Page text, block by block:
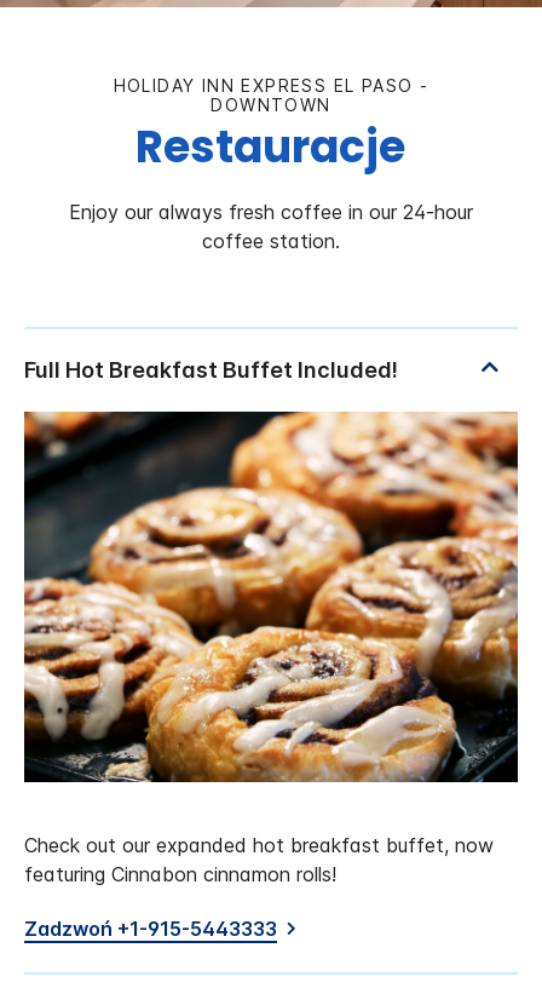
HOLIDAY INN EXPRESS EL PASO -
DOWNTOWN
Restauracje
Enjoy our always fresh coffee in our 24-hour
coffee station.
Check out our expanded hot breakfast buffet, now
featuring Cinnabon cinnamon rolls!
Zadzwoń +1-915-5443333